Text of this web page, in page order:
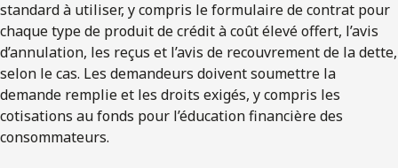
standard à utiliser, y compris le formulaire de contrat pour
chaque type de produit de crédit à coût élevé offert, l’avis
d’annulation, les reçus et l’avis de recouvrement de la dette,
selon le cas. Les demandeurs doivent soumettre la
demande remplie et les droits exigés, y compris les
cotisations au fonds pour l’éducation financière des
consommateurs.